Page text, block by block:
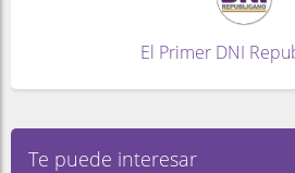
El Primer DNI
Te puede interesar